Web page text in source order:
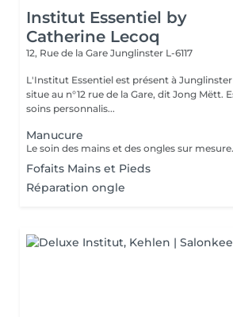
Institut Essentiel by
Catherine Lecoq
12, Rue de la Gare Junglinster L-6117
L'Institut Essentiel est présent à
situe au n°12 rue de la Gare, dit Jong Mëtt. Essentiel propose des
soins personnalis...
Manucure
Fofaits Mains et Pieds
Réparation ongle